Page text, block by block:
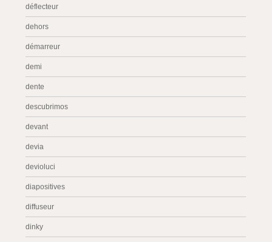
déflecteur
dehors
démarreur
demi
dente
descubrimos
devant
devia
devioluci
diapositives
diffuseur
dinky